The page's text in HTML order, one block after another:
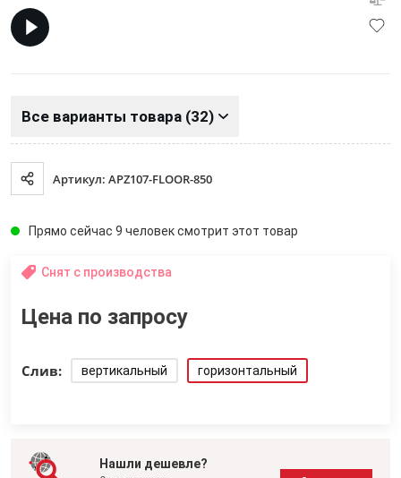
Все варианты товара (32)
Артикул: APZ107-FLOOR-850
Прямо сейчас 9 человек смотрит этот товар
Снят с производства
Цена по запросу
Слив: вертикальный горизонтальный
Нашли дешевле?